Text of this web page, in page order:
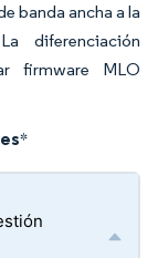
banda ancha a la
diferenciación
firmware MLO
*